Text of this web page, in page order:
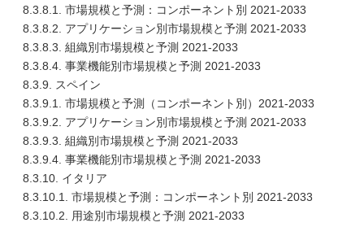
8.3.8.1. 市場規模と予測：コンポーネント別 2021-2033
8.3.8.2. アプリケーション別市場規模と予測 2021-2033
8.3.8.3. 組織別市場規模と予測 2021-2033
8.3.8.4. 事業機能別市場規模と予測 2021-2033
8.3.9. スペイン
8.3.9.1. 市場規模と予測（コンポーネント別）2021-2033
8.3.9.2. アプリケーション別市場規模と予測 2021-2033
8.3.9.3. 組織別市場規模と予測 2021-2033
8.3.9.4. 事業機能別市場規模と予測 2021-2033
8.3.10. イタリア
8.3.10.1. 市場規模と予測：コンポーネント別 2021-2033
8.3.10.2. 用途別市場規模と予測 2021-2033